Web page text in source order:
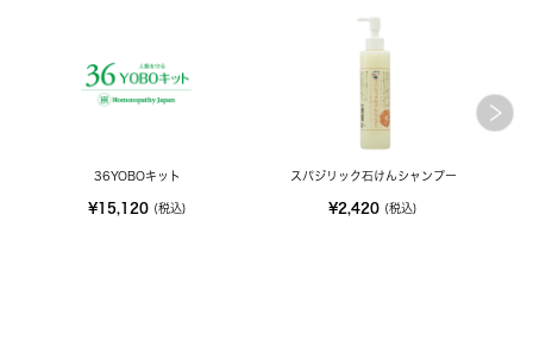
36YOBOキット
¥15,120 (税込)
スパジリック石けんシャンプー
¥2,420 (税込)